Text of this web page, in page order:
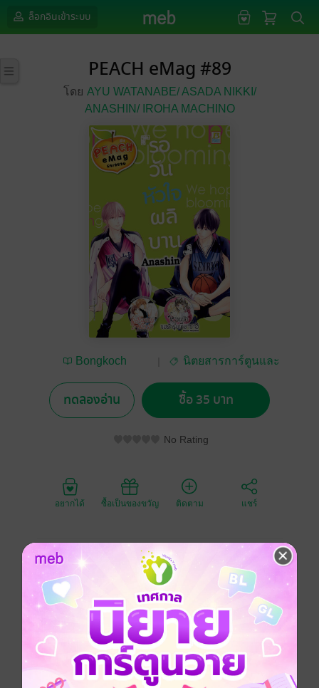
ล็อกอินเข้าระบบ
PEACH eMag #89
โดย AYU WATANABE/ASADA NIKKI/
ANASHIN/ IROHA MACHINO
Bongkoch
นิตยสารการ์ตูนและ
ทดลองอ่าน ซื้อ 35 บาท
No Rating
อยากได้ ซื้อเป็นของขวัญ ติดตาม แชร์
นิตยสารรวมการ์ตูนชื่อดัง อ่านก่อนใคร
• แอ๊บแมนมาปิ๊งรัก MEN’S LIFE ผลงานใหม่ของ อ. AYU
WATANABE ผู้เขียน L♥DK มัดหัวใจเจ้าชายเย็นชา
• รอวันหัวใจผลิบาน ผลงานของ อ. ANASHIN
• แฝดป่วน ขอกวนรัก ผลงานใหม่ของ อ. ASADA NIKKI
นักเขียนที่น่าจับตามอง!
• หวานนักขอรัก รุ่นพี่อาซาฮิ ผลงานชวนฟินของ อ.
IROHA MACHINO